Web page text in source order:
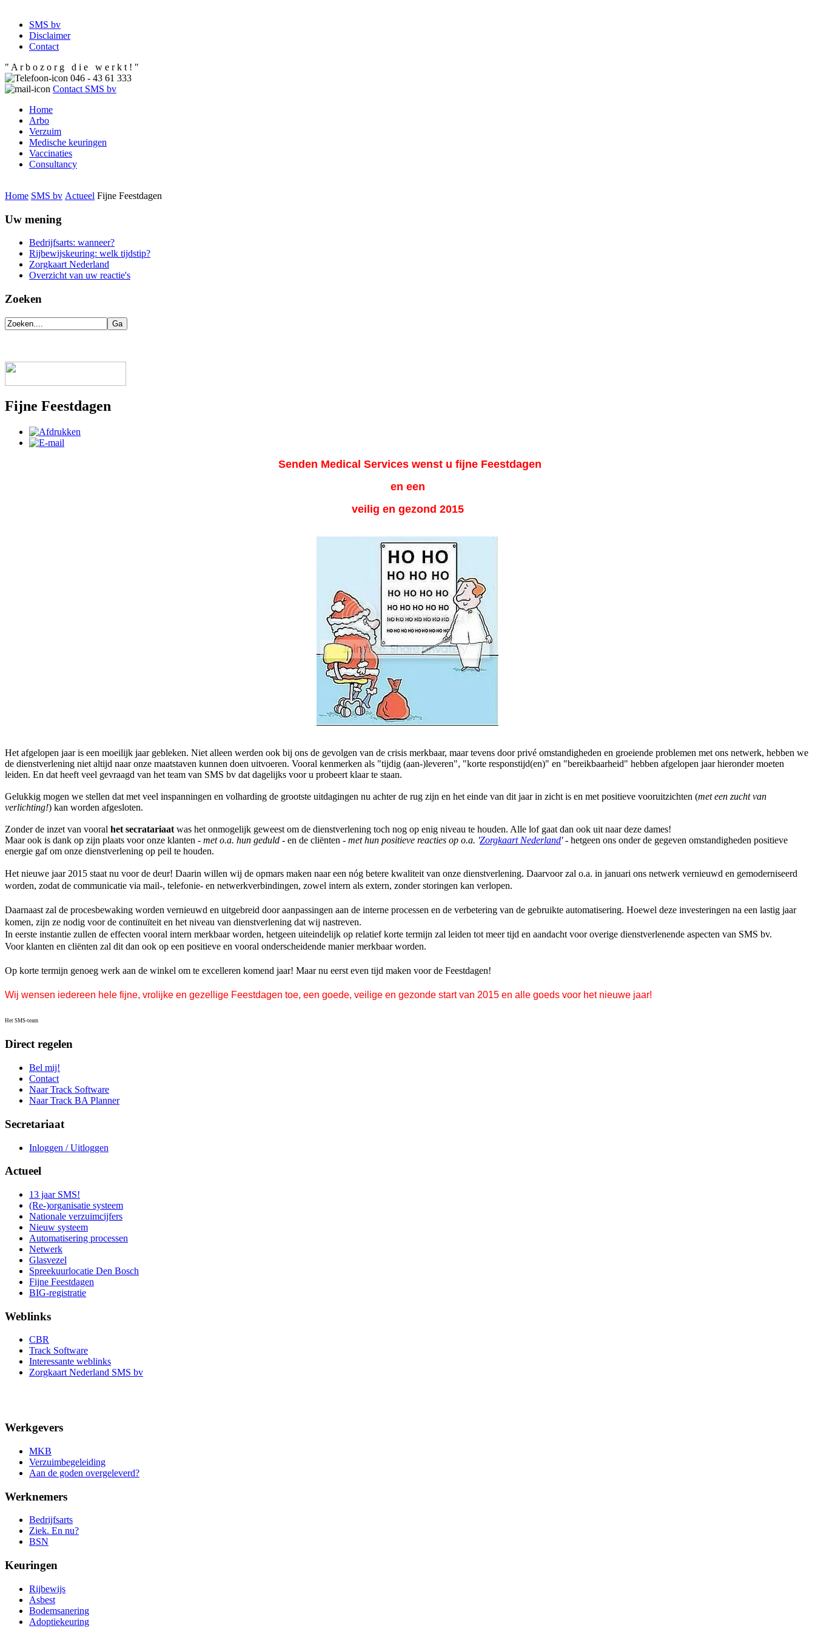
SMS bv
Disclaimer
Contact
" A r b o z o r g d i e w e r k t ! "
046 - 43 61 333
Contact SMS bv
Home
Arbo
Verzuim
Medische keuringen
Vaccinaties
Consultancy
Home SMS bv Actueel Fijne Feestdagen
Uw mening
Bedrijfsarts: wanneer?
Rijbewijskeuring: welk tijdstip?
Zorgkaart Nederland
Overzicht van uw reactie's
Zoeken
Fijne Feestdagen
Senden Medical Services wenst u fijne Feestdagen
en een
veilig en gezond 2015
Het afgelopen jaar is een moeilijk jaar gebleken. Niet alleen werden ook bij ons de gevolgen van de crisis merkbaar, maar tevens door privé omstandigheden en groeiende problemen met ons netwerk, hebben we
de dienstverlening niet altijd naar onze maatstaven kunnen doen uitvoeren. Vooral kenmerken als "tijdig (aan-)leveren", "korte responstijd(en)" en "bereikbaarheid" hebben afgelopen jaar hieronder moeten
leiden. En dat heeft veel gevraagd van het team van SMS bv dat dagelijks voor u probeert klaar te staan.
Gelukkig mogen we stellen dat met veel inspanningen en volharding de grootste uitdagingen nu achter de rug zijn en het einde van dit jaar in zicht is en met positieve vooruitzichten (met een zucht van
verlichting!) kan worden afgesloten.
Zonder de inzet van vooral het secratariaat was het onmogelijk geweest om de dienstverlening toch nog op enig niveau te houden. Alle lof gaat dan ook uit naar deze dames!
Maar ook is dank op zijn plaats voor onze klanten - met o.a. hun geduld - en de cliënten - met hun positieve reacties op o.a. 'Zorgkaart Nederland'- hetgeen ons onder de gegeven omstandigheden positieve
energie gaf om onze dienstverlening op peil te houden.
Het nieuwe jaar 2015 staat nu voor de deur! Daarin willen wij de opmars maken naar een nóg betere kwaliteit van onze dienstverlening. Daarvoor zal o.a. in januari ons netwerk vernieuwd en gemoderniseerd
worden, zodat de communicatie via mail-, telefonie- en netwerkverbindingen, zowel intern als extern, zonder storingen kan verlopen.
Daarnaast zal de procesbewaking worden vernieuwd en uitgebreid door aanpassingen aan de interne processen en de verbetering van de gebruikte automatisering. Hoewel deze investeringen na een lastig jaar
komen, zijn ze nodig voor de continuïteit en het niveau van dienstverlening dat wij nastreven.
In eerste instantie zullen de effecten vooral intern merkbaar worden, hetgeen uiteindelijk op relatief korte termijn zal leiden tot meer tijd en aandacht voor overige dienstverlenende aspecten van SMS bv.
Voor klanten en cliënten zal dit dan ook op een positieve en vooral onderscheidende manier merkbaar worden.
Op korte termijn genoeg werk aan de winkel om te excelleren komend jaar! Maar nu eerst even tijd maken voor de Feestdagen!
Wij wensen iedereen hele fijne, vrolijke en gezellige Feestdagen toe, een goede, veilige en gezonde start van 2015 en alle goeds voor het nieuwe jaar!
Het SMS-team
Direct regelen
Bel mij!
Contact
Naar Track Software
Naar Track BA Planner
Secretariaat
Inloggen / Uitloggen
Actueel
13 jaar SMS!
(Re-)organisatie systeem
Nationale verzuimcijfers
Nieuw systeem
Automatisering processen
Netwerk
Glasvezel
Spreekuurlocatie Den Bosch
Fijne Feestdagen
BIG-registratie
Weblinks
CBR
Track Software
Interessante weblinks
Zorgkaart Nederland SMS bv
Werkgevers
MKB
Verzuimbegeleiding
Aan de goden overgeleverd?
Werknemers
Bedrijfsarts
Ziek. En nu?
BSN
Keuringen
Rijbewijs
Asbest
Bodemsanering
Adoptiekeuring